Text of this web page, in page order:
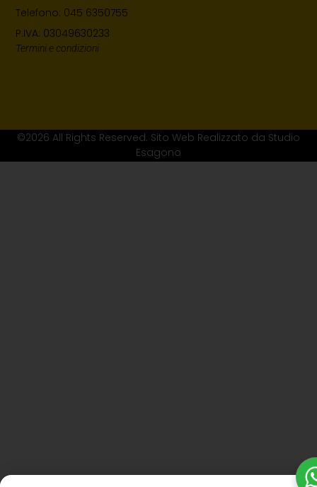
Telefono: 045 6350755
P.IVA: 03049630233
Termini e condizioni
©2026 All Rights Reserved. Sito Web Realizzato da Studio
Esagono